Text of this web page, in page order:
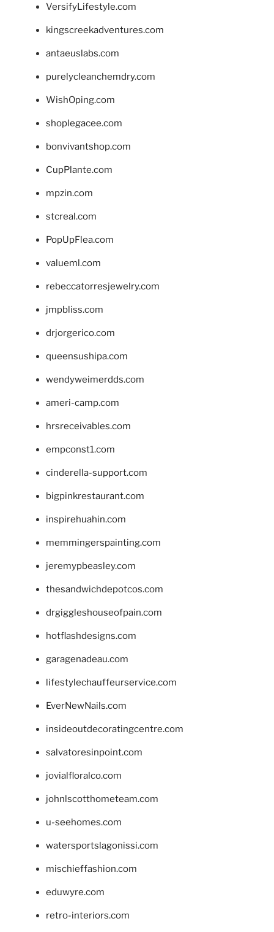
VersifyLifestyle.com
kingscreekadventures.com
antaeuslabs.com
purelycleanchemdry.com
WishOping.com
shoplegacee.com
bonvivantshop.com
CupPlante.com
mpzin.com
stcreal.com
PopUpFlea.com
valueml.com
rebeccatorresjewelry.com
jmpbliss.com
drjorgerico.com
queensushipa.com
wendyweimerdds.com
ameri-camp.com
hrsreceivables.com
empconst1.com
cinderella-support.com
bigpinkrestaurant.com
inspirehuahin.com
memmingerspainting.com
jeremypbeasley.com
thesandwichdepotcos.com
drgiggleshouseofpain.com
hotflashdesigns.com
garagenadeau.com
lifestylechauffeurservice.com
EverNewNails.com
insideoutdecoratingcentre.com
salvatoresinpoint.com
jovialfloralco.com
johnlscotthometeam.com
u-seehomes.com
watersportslagonissi.com
mischieffashion.com
eduwyre.com
retro-interiors.com